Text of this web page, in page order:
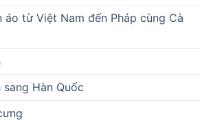
áo từ Việt Nam đến Pháp cùng Cà
Hàn Quốc